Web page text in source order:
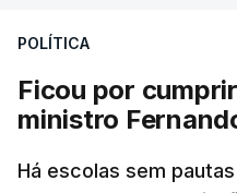
POLÍTICA
Ficou por
ministro
Há escolas sem